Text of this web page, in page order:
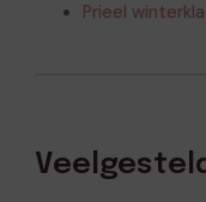
Prieel